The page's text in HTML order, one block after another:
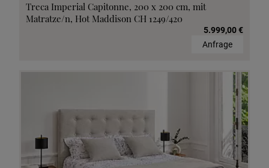
Treca Imperial Capitonne, 200 x 200 cm, mit
Matratze/n, Hot Maddison CH 1249/420
5.999,00 €
Anfrage